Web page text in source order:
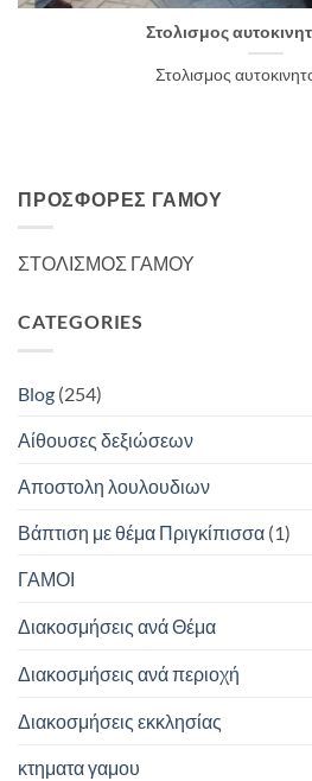
Στολισμος
Στολισμος
ΠΡΟΣΦΟΡΈΣ ΓΆΜΟΥ
ΣΤΟΛΙΣΜΟΣ ΓΑΜΟΥ
CATEGORIES
Blog (254)
Αίθουσες δεξιώσεων
Αποστολη λουλουδιων
Βάπτιση με θέμα Πριγκίπισσα (1)
ΓΑΜΟΙ
Διακοσμήσεις ανά Θέμα
Διακοσμήσεις ανά περιοχή
Διακοσμήσεις εκκλησίας
κτηματα γαμου